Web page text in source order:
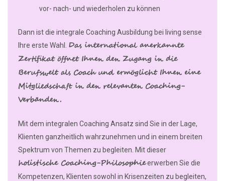
vor- nach- und wiederholen zu können
Dann ist die integrale Coaching Ausbildung bei living sense
Ihre erste Wahl. Das international anerkannte
Zertifikat öffnet Ihnen den Zugang in die
Berufswelt als Coach und ermöglicht Ihnen eine
Mitgliedschaft in den relevanten Coaching-
Verbänden.
Mit dem integralen Coaching Ansatz sind Sie in der Lage,
Klienten ganzheitlich wahrzunehmen und in einem breiten
Spektrum von Themen zu begleiten. Mit dieser
holistische Coaching-Philosophieerwerben Sie die
Kompetenzen, Klienten sowohl in Krisenzeiten zu begleiten,